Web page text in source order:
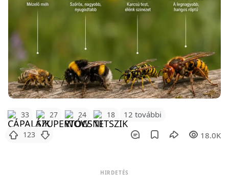
33 27 24 18 12 további
123 18.0K
HIRDETÉS